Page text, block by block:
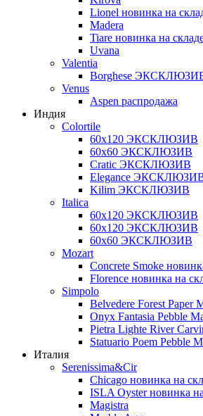
Lionel новинка на
Madera
Tiare новинка на
Uvana
Valentia
Borghese
Venus
Aspen распродажа
Индия
Colortile
60х120 ЭКСКЛЮЗИВ
60х60 ЭКСКЛЮЗИВ
Cratic ЭКСКЛЮЗИВ
Elegance
Kilim ЭКСКЛЮЗИВ
Italica
60х120 ЭКСКЛЮЗИВ
60х120 ЭКСКЛЮЗИВ
60х60 ЭКСКЛЮЗИВ
Mozart
Concrete Smoke
Florence новинка на
Simpolo
Belvedere Forest Paper
Onyx Fantasia Pebble
Pietra Lighte River
Statuario Poem Pebble
Италия
Serenissima&Cir
Chicago новинка на
ISLA Oyster новинка
Magistra